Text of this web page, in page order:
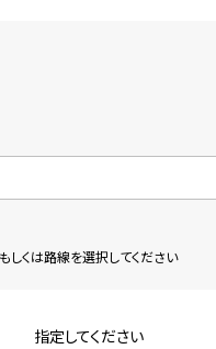
しくは路線を選択してください
指定してください